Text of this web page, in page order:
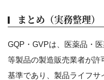
まとめ（実務整理）
GQP・GVPは、医薬品・
等製品の製造販売業者が許
基準であり、製品ライフサ